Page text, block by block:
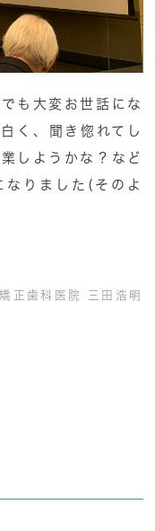
でも大変お世話にな
く、聞き惚れてし
しようかな？など
なりました(そのよ
正歯科医院 三田浩明